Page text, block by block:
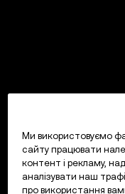
Ми використовуємо
сайту працювати
контент і рекламу,
аналізувати наш
про використання